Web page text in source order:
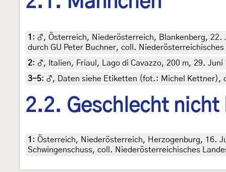
1 : ♂, Österreich, Niederösterreich, Blankenberg,
durch GU Peter Buchner, coll.
2: ♂, Italien, Friaul, Lago di Cavazzo, 200 m, 29.
3-5: ♂, Daten siehe Etiketten (fot.: Michel Kettner),
2.2. Geschlecht nicht
1 : Österreich, Niederösterreich, Herzogenburg, 16.
Schwingenschuss, coll. Niederösterreichisches